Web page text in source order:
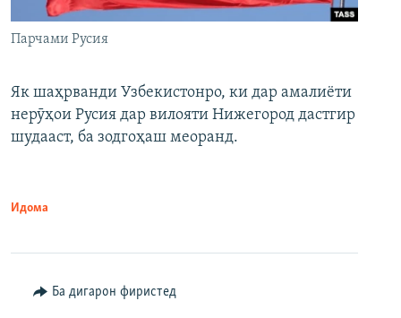
Парчами Русия
Як шаҳрванди Узбекистонро, ки дар амалиёти
нерӯҳои Русия дар вилояти Нижегород дастгир
шудааст, ба зодгоҳаш меоранд.
Идома
Ба дигарон фиристед